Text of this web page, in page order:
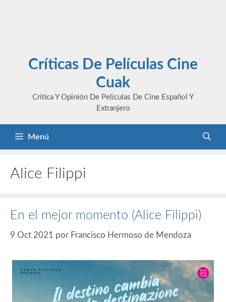
Críticas De Películas Cine
Cuak
Crítica Y Opinión De Películas De Cine Español Y
Extranjero
Menú
Alice Filippi
En el mejor momento (Alice Filippi)
9 Oct 2021 por Francisco Hermoso de Mendoza